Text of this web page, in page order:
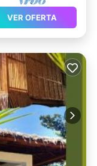
VER OFERTA